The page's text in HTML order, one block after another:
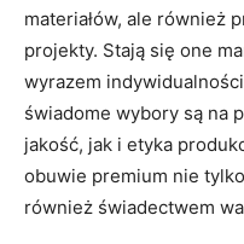
materiałów, ale‌ również​
projekty. Stają się one
wyrazem
świadome ⁤wybory ​są ‌na
jakość, jak⁤ i​ etyka
obuwie premium nie
również⁤ świadectwem